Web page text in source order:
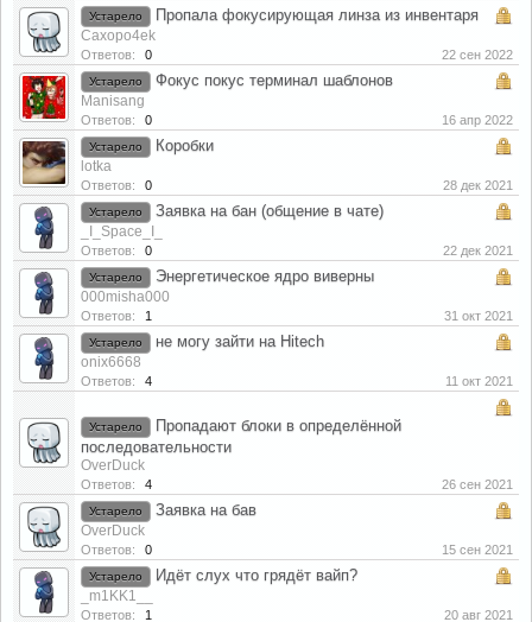
Устарело Пропала фокусирующая линза из инвентаря
Caxopo4ek
Ответов: 0 22 сен 2022
Устарело Фокус покус терминал шаблонов
Manisang
Ответов: 0 16 апр 2022
Устарело Коробки
lotka
Ответов: 0 28 дек 2021
Устарело Заявка на бан (общение в чате)
_I_Space_I_
Ответов: 0 22 дек 2021
Устарело Энергетическое ядро виверны
000misha000
Ответов: 1 31 окт 2021
Устарело не могу зайти на Hitech
onix6668
Ответов: 4 11 окт 2021
Устарело
Пропадают блоки в определённой
последовательности
OverDuck
Ответов: 4 26 сен 2021
Устарело Заявка на бав
OverDuck
Ответов: 0 15 сен 2021
Устарело Идёт слух что грядёт вайп?
_m1KK1__
Ответов: 1 20 авг 2021